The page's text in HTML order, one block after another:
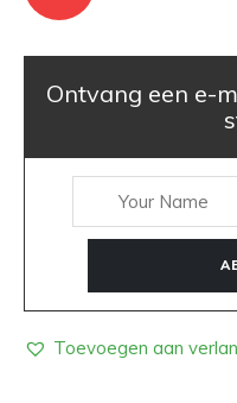
Ontvang een e-
Toevoegen aan